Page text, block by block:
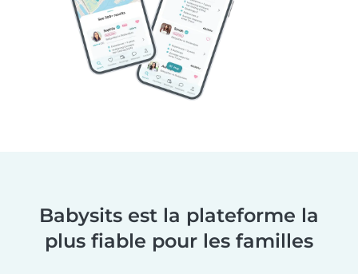
Babysits est la plateforme la
plus fiable pour les familles